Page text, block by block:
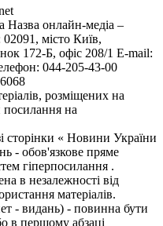
Назва онлайн-медіа –
місто Київ,
172-Б, офіс 208/1 E-mail:
044-205-43-00
розміщених на
посилання на
сторінки « Новини України
- обов'язкове пряме
гіперпосилання .
в незалежності від
матеріалів.
- видань) - повинна бути
в першому абзаці